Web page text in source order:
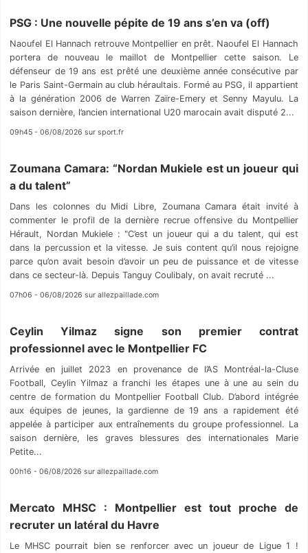
PSG : Une nouvelle pépite de 19 ans s’en va (off)
Naoufel El Hannach retrouve Montpellier en prêt. Naoufel El Hannach
portera de nouveau le maillot de Montpellier cette saison. Le
défenseur de 19 ans est prêté une deuxième année consécutive par
le Paris Saint-Germain au club héraultais. Formé au PSG, il appartient
à la génération 2006 de Warren Zaïre-Emery et Senny Mayulu. La
saison dernière, l’ancien international U20 marocain avait disputé 2...
09h45 - 06/08/2026 sur sport.fr
Zoumana Camara: “Nordan Mukiele est un joueur qui
a du talent”
Dans les colonnes du Midi Libre, Zoumana Camara était invité à
commenter le profil de la dernière recrue offensive du Montpellier
Hérault, Nordan Mukiele : "C’est un joueur qui a du talent, qui est
dans la percussion et la vitesse. Je suis content qu’il nous rejoigne
parce qu’on avait besoin d’avoir un peu de puissance et de vitesse
dans ce secteur-là. Depuis Tanguy Coulibaly, on avait recruté ...
07h06 - 06/08/2026 sur allezpaillade.com
Ceylin Yilmaz signe son premier contrat
professionnel avec le Montpellier FC
Arrivée en juillet 2023 en provenance de l’AS Montréal-la-Cluse
Football, Ceylin Yilmaz a franchi les étapes une à une au sein du
centre de formation du Montpellier Football Club. D’abord intégrée
aux équipes de jeunes, la gardienne de 19 ans a rapidement été
appelée à participer aux entraînements du groupe professionnel. La
saison dernière, les graves blessures des internationales Marie
Petite...
00h16 - 06/08/2026 sur allezpaillade.com
Mercato MHSC : Montpellier est tout proche de
recruter un latéral du Havre
Le MHSC pourrait bien se renforcer avec un joueur de Ligue 1 !